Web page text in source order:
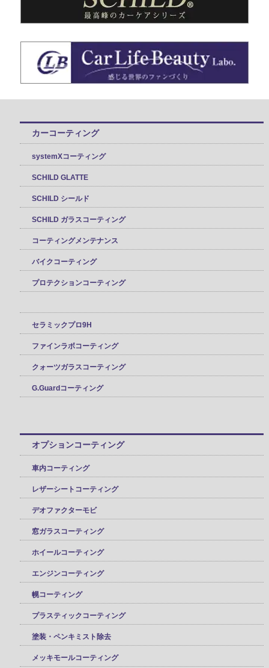
カーコーティング
systemXコーティング
SCHILD GLATTE
SCHILD シールド
SCHILD ガラスコーティング
コーティングメンテナンス
バイクコーティング
プロテクションコーティング
セラミックプロ9H
ファインラボコーティング
クォーツガラスコーティング
G.Guardコーティング
オプションコーティング
車内コーティング
レザーシートコーティング
デオファクターモビ
窓ガラスコーティング
ホイールコーティング
エンジンコーティング
幌コーティング
プラスティックコーティング
塗装・ペンキミスト除去
メッキモールコーティング